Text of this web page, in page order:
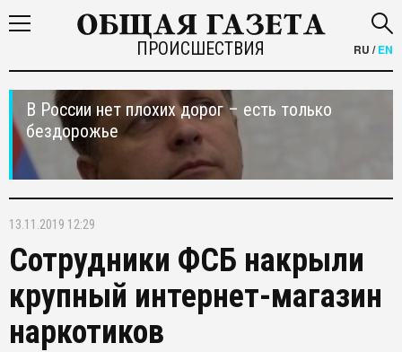
ПРОИСШЕСТВИЯ RU /EN
В России нет плохих дорог – есть только
бездорожье
13.11.2019 12:29
Сотрудники ФСБ накрыли
крупный интернет-магазин
наркотиков